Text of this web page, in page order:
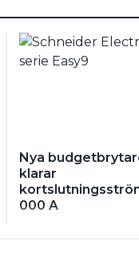
Nya
klarar
000 A